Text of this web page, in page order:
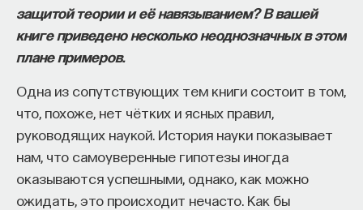
защитой теории и её навязыванием? В вашей
книге приведено несколько неоднозначных в этом
плане примеров.
Одна из сопутствующих тем книги состоит в том,
что, похоже, нет чётких и ясных правил,
руководящих наукой. История науки показывает
нам, что самоуверенные гипотезы иногда
оказываются успешными, однако, как можно
ожидать, это происходит нечасто. Как бы
позицию, тогда студент действительно
продвигается. Решающее значение имеет
не объем общения и не тип задания, а характер
самой коммуникации».
«Мыслить как учёный» — подкаст основателя
ПостНауки Ивара Максутова о людях, которые
меняют мир. В каждом выпуске — разговоры
с исследователями, предпринимателями,